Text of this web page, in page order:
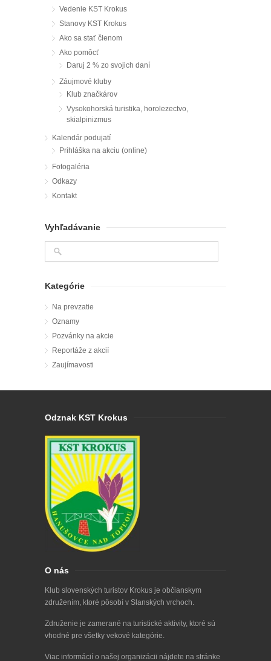
Vedenie KST Krokus
Stanovy KST Krokus
Ako sa stať členom
Ako pomôcť
Daruj 2 % zo svojich daní
Záujmové kluby
Klub značkárov
Vysokohorská turistika, horolezectvo,
skialpinizmus
Kalendár podujatí
Prihláška na akciu (online)
Fotogaléria
Odkazy
Kontakt
Vyhľadávanie
Kategórie
Na prevzatie
Oznamy
Pozvánky na akcie
Reportáže z akcií
Zaujímavosti
Odznak KST Krokus
O nás
Klub slovenských turistov Krokus je občianskym
združením, ktoré pôsobí v Slanských vrchoch.
Združenie je zamerané na turistické aktivity, ktoré sú
vhodné pre všetky vekové kategórie.
Viac informácií o našej organizácii nájdete na stránke